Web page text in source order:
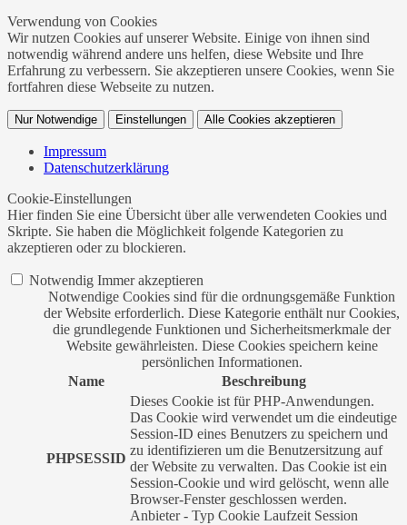
Verwendung von Cookies
Wir nutzen Cookies auf unserer Website. Einige von ihnen sind
notwendig während andere uns helfen, diese Website und Ihre
Erfahrung zu verbessern. Sie akzeptieren unsere Cookies, wenn Sie
fortfahren diese Webseite zu nutzen.
Nur Notwendige Einstellungen Alle Cookies akzeptieren
Impressum
Datenschutzerklärung
Cookie-Einstellungen
Hier finden Sie eine Übersicht über alle verwendeten Cookies und
Skripte. Sie haben die Möglichkeit folgende Kategorien zu
akzeptieren oder zu blockieren.
Notwendig Immer akzeptieren
Notwendige Cookies sind für die ordnungsgemäße Funktion
der Website erforderlich. Diese Kategorie enthält nur Cookies,
die grundlegende Funktionen und Sicherheitsmerkmale der
Website gewährleisten. Diese Cookies speichern keine
persönlichen Informationen.
Name
Beschreibung
PHPSESSID
Dieses Cookie ist für PHP-Anwendungen.
Das Cookie wird verwendet um die eindeutige
Session-ID eines Benutzers zu speichern und
zu identifizieren um die Benutzersitzung auf
der Website zu verwalten. Das Cookie ist ein
Session-Cookie und wird gelöscht, wenn alle
Browser-Fenster geschlossen werden.
Anbieter - Typ Cookie Laufzeit Session